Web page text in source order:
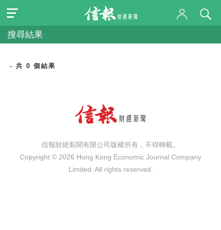
搜尋結果
- 共 0 個結果
信報財經新聞有限公司版權所有，不得轉載。
Copyright © 2026 Hong Kong Economic Journal Company
Limited. All rights reserved.